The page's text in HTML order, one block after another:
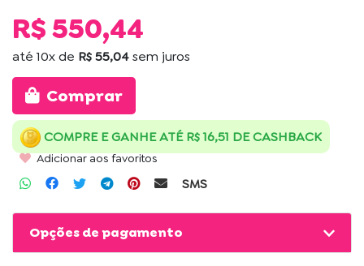
R$ 550,44
até10xde R$ 55,04sem juros
Comprar
COMPRE E GANHE ATÉ R$ 16,51 DE CASHBACK
Adicionar aos favoritos
SMS
Opções de pagamento